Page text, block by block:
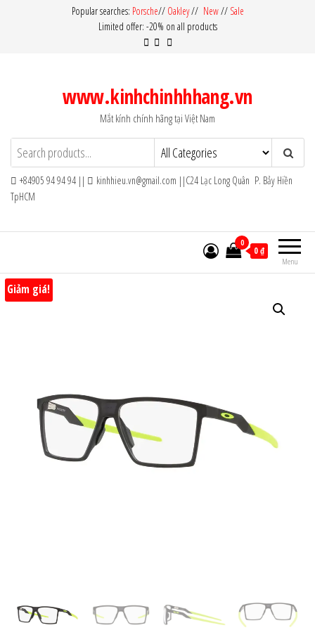
Popular searches: Porsche// Oakley// New// Sale
Limited offer: -20% on all products
www.kinhchinhhhang.vn
Mắt kính chính hãng tại Việt Nam
+84905 94 94 94 ||
kinhhieu.vn@gmail.com ||C24 Lạc Long Quân P. Bảy Hiền
TpHCM
Menu
0
0 ₫
Giảm giá!